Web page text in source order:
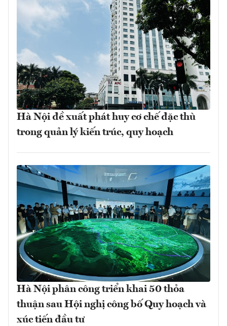
Hà Nội đề xuất phát huy cơ chế đặc thù
trong quản lý kiến trúc, quy hoạch
Hà Nội phân công triển khai 50 thỏa
thuận sau Hội nghị công bố Quy hoạch và
xúc tiến đầu tư